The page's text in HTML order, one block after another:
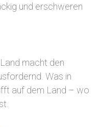
und erschweren
macht den
Was in
auf dem Land – wo